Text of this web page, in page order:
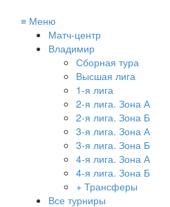
≡ Меню
Матч-центр
Владимир
Сборная тура
Высшая лига
1-я лига
2-я лига. Зона А
2-я лига. Зона Б
3-я лига. Зона А
3-я лига. Зона Б
4-я лига. Зона А
4-я лига. Зона Б
+ Трансферы
Все турниры